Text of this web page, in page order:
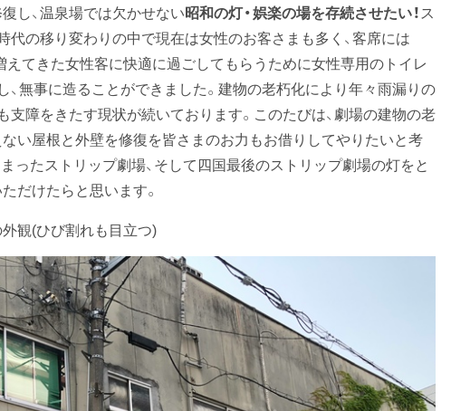
し、温泉場では欠かせない昭和の灯・娯楽の場を存続させたい！ス
代の移り変わりの中で現在は女性のお客さまも多く、客席には
えてきた女性客に快適に過ごしてもらうために女性専用のトイレ
、無事に造ることができました。建物の老朽化により年々雨漏りの
支障をきたす現状が続いております。このたびは、劇場の建物の老
い屋根と外壁を修復を皆さまのお力もお借りしてやりたいと考
ったストリップ劇場、そして四国最後のストリップ劇場の灯をと
だけたらと思います。
観(ひび割れも目立つ)